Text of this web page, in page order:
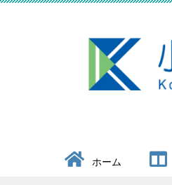
ホーム